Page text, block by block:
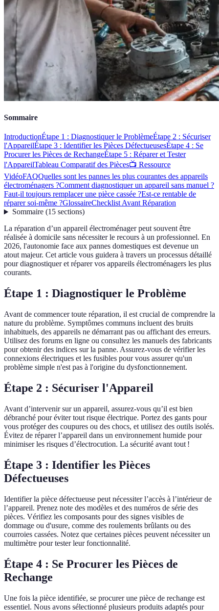
Sommaire
IntroductionÉtape 1 : Diagnostiquer le ProblèmeÉtape 2 : Sécuriser
l'AppareilÉtape 3 : Identifier les Pièces DéfectueusesÉtape 4 : Se
Procurer les Pièces de RechangeÉtape 5 : Réparer et Tester
l'AppareilTableau Comparatif des Pièces📺 Ressource
VidéoFAQQuelles sont les pannes les plus courantes des appareils
électroménagers ?Comment diagnostiquer un appareil sans manuel ?
Faut-il toujours remplacer une pièce cassée ?Est-ce rentable de
réparer soi-même ?GlossaireChecklist Avant Réparation
Sommaire(15 sections)
La réparation d’un appareil électroménager peut souvent être
réalisée à domicile sans nécessiter le recours à un professionnel. En
2026, l'autonomie face aux pannes domestiques est devenue un
atout majeur. Cet article vous guidera à travers un processus détaillé
pour diagnostiquer et réparer vos appareils électroménagers les plus
courants.
Étape 1 : Diagnostiquer le Problème
Avant de commencer toute réparation, il est crucial de comprendre la
nature du problème. Symptômes communs incluent des bruits
inhabituels, des appareils ne démarrant pas ou affichant des erreurs.
Utilisez des forums en ligne ou consultez les manuels des fabricants
pour obtenir des indices sur la panne. Assurez-vous de vérifier les
connexions électriques et les fusibles pour vous assurer qu'un
problème simple n'est pas à l'origine du dysfonctionnement.
Étape 2 : Sécuriser l'Appareil
Avant d’intervenir sur un appareil, assurez-vous qu’il est bien
débranché pour éviter tout risque électrique. Portez des gants pour
vous protéger des coupures ou des chocs, et utilisez des outils isolés.
Évitez de réparer l’appareil dans un environnement humide pour
minimiser les risques d’électrocution. La sécurité avant tout !
Étape 3 : Identifier les Pièces
Défectueuses
Identifier la pièce défectueuse peut nécessiter l’accès à l’intérieur de
l’appareil. Prenez note des modèles et des numéros de série des
pièces. Vérifiez les composants pour des signes visibles de
dommage ou d'usure, comme des roulements brûlants ou des
courroies cassées. Notez que certaines pièces peuvent nécessiter un
multimètre pour tester leur fonctionnalité.
Étape 4 : Se Procurer les Pièces de
Rechange
Une fois la pièce identifiée, se procurer une pièce de rechange est
essentiel. Nous avons sélectionné plusieurs produits adaptés pour